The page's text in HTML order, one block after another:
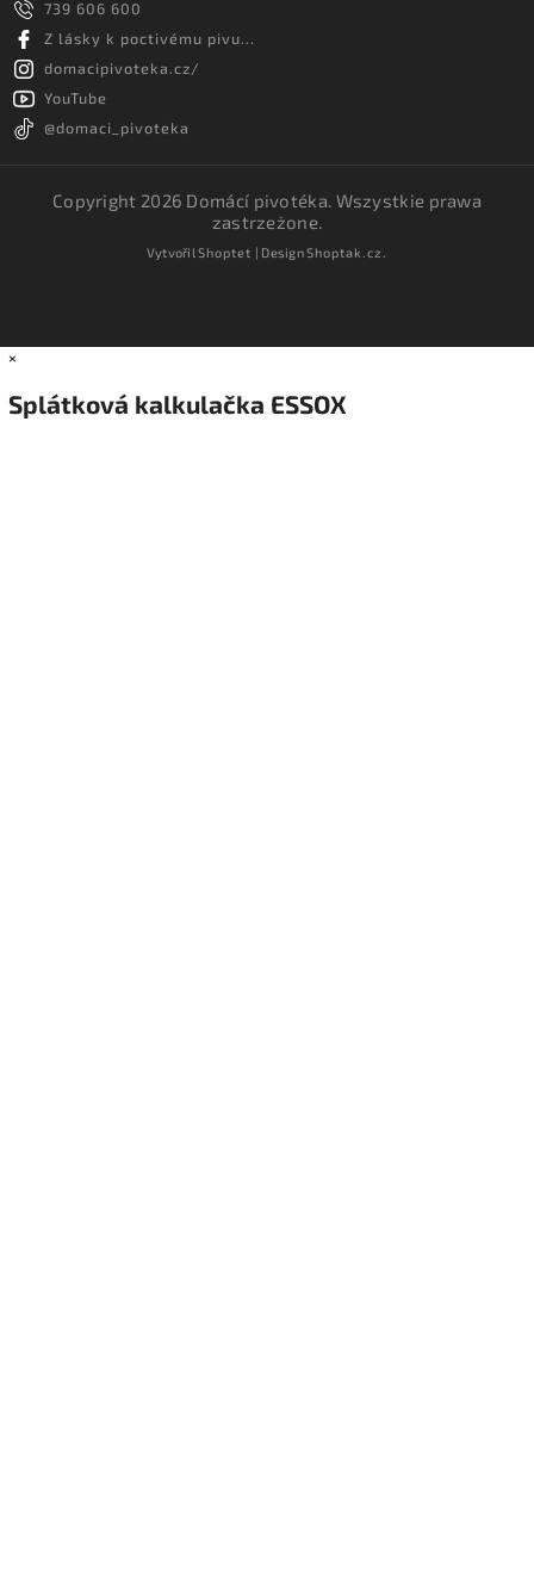
739 606 600
Z lásky k poctivému pivu...
domacipivoteka.cz/
YouTube
@domaci_pivoteka
Copyright 2026 Domácí pivotéka. Wszystkie prawa
zastrzeżone.
VytvořilShoptet | DesignShoptak.cz.
×
Splátková kalkulačka ESSOX